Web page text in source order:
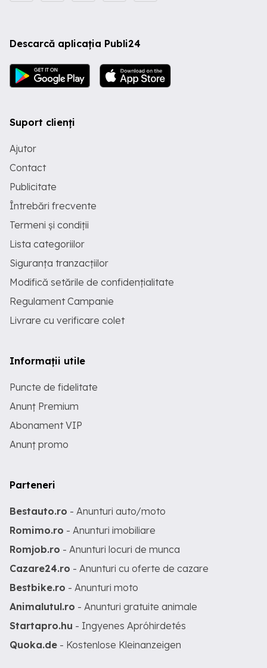
Descarcă aplicația Publi24
Suport clienți
Ajutor
Contact
Publicitate
Întrebări frecvente
Termeni și condiții
Lista categoriilor
Siguranța tranzacțiilor
Modifică setările de confidențialitate
Regulament Campanie
Livrare cu verificare colet
Informații utile
Puncte de fidelitate
Anunț Premium
Abonament VIP
Anunț promo
Parteneri
Bestauto.ro - Anunturi auto/moto
Romimo.ro - Anunturi imobiliare
Romjob.ro - Anunturi locuri de munca
Cazare24.ro - Anunturi cu oferte de cazare
Bestbike.ro - Anunturi moto
Animalutul.ro - Anunturi gratuite animale
Startapro.hu - Ingyenes Apróhirdetés
Quoka.de - Kostenlose Kleinanzeigen